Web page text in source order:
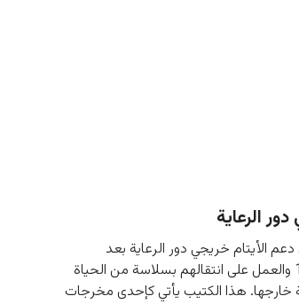
الرعاية
الأيتام خريجي دور الرعاية بعد
تخرجهم من الدور في سن الـ18 والعمل على انتقالهم بسلاسة من الحياة
خارجها. هذا الكتيب يأتي كإحدى مخرجات